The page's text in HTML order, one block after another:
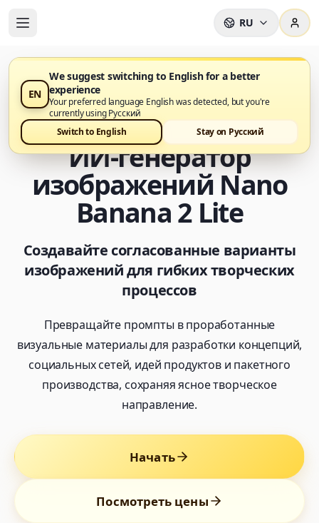
RU
EN
We suggest switching to English for a better
experience
Your preferred language English was detected, but you're
currently using Русский
Switch to English
Stay on Русский
Nano Banana 2 Lite теперь доступен в Nano Banana
ИИ-генератор
изображений Nano
Banana 2 Lite
Создавайте согласованные варианты
изображений для гибких творческих
процессов
Превращайте промпты в проработанные
визуальные материалы для разработки концепций,
социальных сетей, идей продуктов и пакетного
производства, сохраняя ясное творческое
направление.
Начать
Посмотреть цены